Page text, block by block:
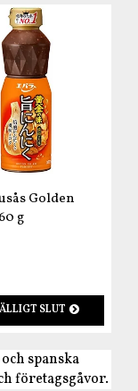
Golden
g
SLUT
spanska
företagsgåvor.